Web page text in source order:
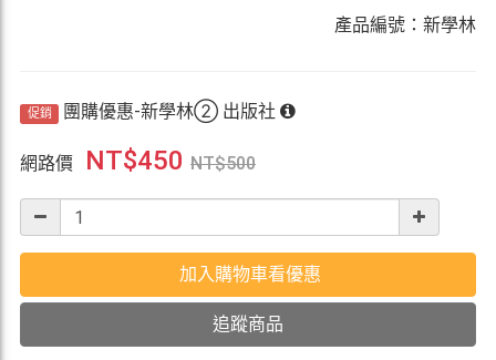
產品編號：新學林
促銷 團購優惠-新學林② 出版社
網路價 NT$450 NT$500
加入購物車看優惠
追蹤商品